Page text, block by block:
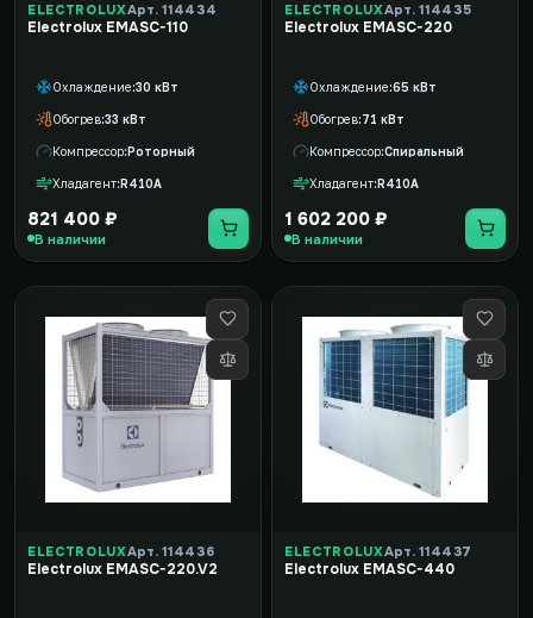
ELECTROLUXАрт. 114434
Electrolux EMASC-110
Охлаждение 30 кВт
Обогрев 33 кВт
Компрессор Роторный
Хладагент R410A
821 400 ₽
В наличии
ELECTROLUXАрт. 114435
Electrolux EMASC-220
Охлаждение 65 кВт
Обогрев 71 кВт
Компрессор Спиральный
Хладагент R410A
1 602 200 ₽
В наличии
ELECTROLUXАрт. 114436
Electrolux EMASC-220.V2
ELECTROLUXАрт. 114437
Electrolux EMASC-440